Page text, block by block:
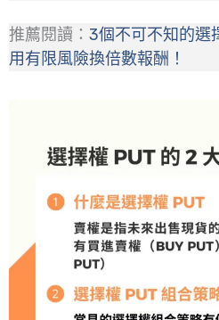
推薦閱讀： 3個不可不知的選
用有限風險換倍數報酬！